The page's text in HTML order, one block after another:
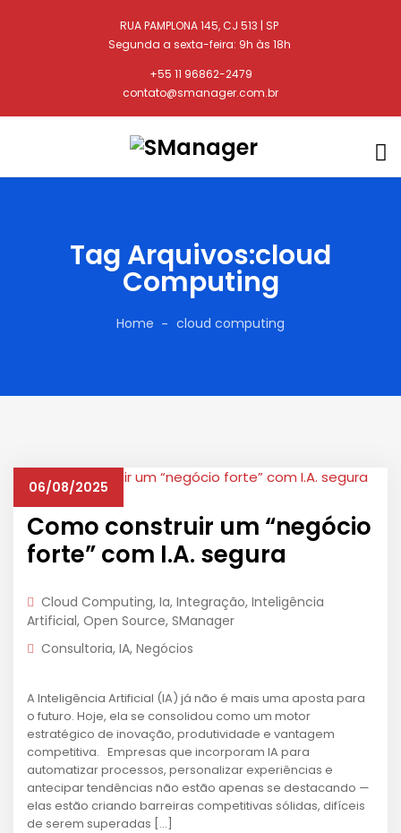
RUA PAMPLONA 145, CJ 513 | SP
Segunda a sexta-feira: 9h às 18h
+55 11 96862-2479
contato@smanager.com.br
Tag Arquivos:cloud
Computing
Home cloud computing
06/08/2025
Como construir um “negócio
forte” com I.A. segura
Cloud Computing, Ia, Integração, Inteligência
Artificial, Open Source, SManager
Consultoria, IA, Negócios
A Inteligência Artificial (IA) já não é mais uma aposta para
o futuro. Hoje, ela se consolidou como um motor
estratégico de inovação, produtividade e vantagem
competitiva. Empresas que incorporam IA para
automatizar processos, personalizar experiências e
antecipar tendências não estão apenas se destacando —
elas estão criando barreiras competitivas sólidas, difíceis
de serem superadas […]